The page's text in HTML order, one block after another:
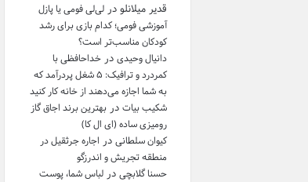
قدیر میلانلو درلی‌لی فومی یا پازل
آموزشی فومی؛ کدام بازی برای رشد
کودکان مناسب‌تر است؟
دانیال وحیدی درخداحافظی با
کمردرد و ترافیک: ۵ شغل پردرآمد که
به شما اجازه می‌دهند از خانه کار کنید
شکیب بیات دربهترین برند اجاق گاز
رومیزی ساده (ای ال کا)
کیوان سلطانی در اجاره جرثقیل در
منطقه تجریش و اندرزگو
حسنا گلابچی درلباس شما، پوست